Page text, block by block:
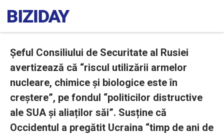
Șeful Consiliului de Securitate al Rusiei
avertizează că “riscul utilizării armelor
nucleare, chimice și biologice este în
creștere”, pe fondul “politicilor distructive
ale SUA și aliaților săi”. Susține că
Occidentul a pregătit Ucraina “timp de ani de